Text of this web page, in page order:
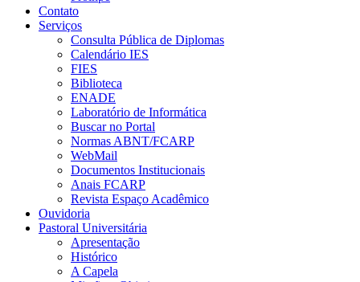
Contato
Serviços
Consulta Pública de Diplomas
Calendário IES
FIES
Biblioteca
ENADE
Laboratório de Informática
Buscar no Portal
Normas ABNT/FCARP
WebMail
Documentos Institucionais
Anais FCARP
Revista Espaço Acadêmico
Ouvidoria
Pastoral Universitária
Apresentação
Histórico
A Capela